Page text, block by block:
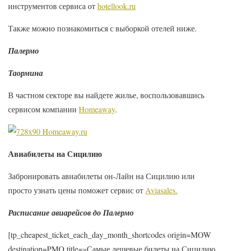
инструментов сервиса отhotellook.ru
Также можно познакомиться с выборкой отелей ниже.
Палермо
Таормина
В частном секторе вы найдете жилье, воспользовавшись
сервисом компании Homeaway.
Авиабилеты на Сицилию
Забронировать авиабилеты он-Лайн на Сицилию или
просто узнать цены поможет сервис от Aviasales.
Расписание авиарейсов до Палермо
[tp_cheapest_ticket_each_day_month_shortcodes origin=MOW
destination=PMO title=»Самые дешевые билеты на Сицилию